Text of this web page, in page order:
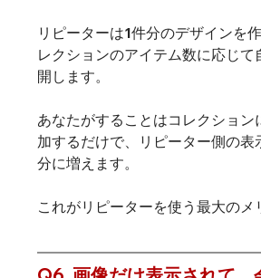
リピーターは1件分のデザインを
レクションのアイテム数に応じて
開します。
あなたがすることはコレクション
加するだけで、リピーター側の
分に増えます。
これがリピーターを使う最大のメ